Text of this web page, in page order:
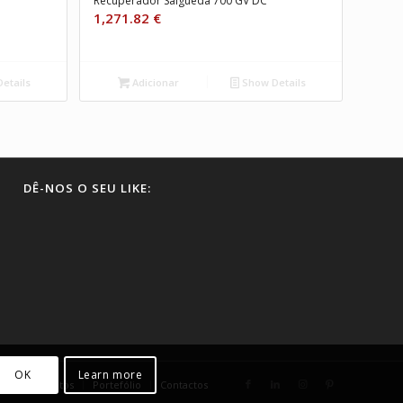
1,271.82 €
Adicionar Show Details
DÊ-NOS O SEU LIKE:
Produtos Portefólio Contactos
OK Learn more